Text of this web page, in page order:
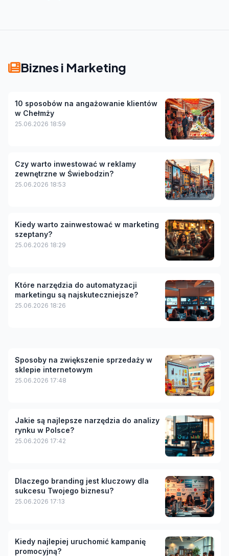
Biznes i Marketing
10 sposobów na angażowanie klientów
w Chełmży
25.06.2026 18:59
Czy warto inwestować w reklamy
zewnętrzne w Świebodzin?
25.06.2026 18:53
Kiedy warto zainwestować w marketing
szeptany?
25.06.2026 18:29
Które narzędzia do automatyzacji
marketingu są najskuteczniejsze?
25.06.2026 18:26
Sposoby na zwiększenie sprzedaży w
sklepie internetowym
25.06.2026 17:48
Jakie są najlepsze narzędzia do analizy
rynku w Polsce?
25.06.2026 17:42
Dlaczego branding jest kluczowy dla
sukcesu Twojego biznesu?
25.06.2026 17:13
Kiedy najlepiej uruchomić kampanię
promocyjną?